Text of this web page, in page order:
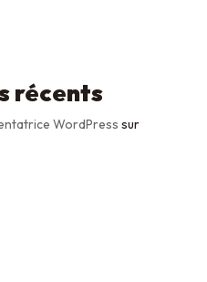
récents
WordPress sur